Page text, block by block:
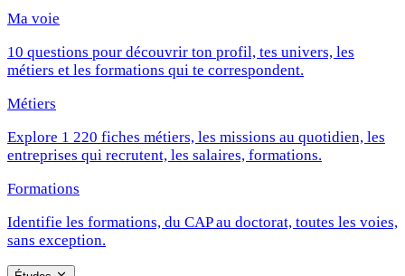
Ma voie
10 questions pour découvrir ton profil, tes univers, les
métiers et les formations qui te correspondent.
Métiers
Explore 1 220 fiches métiers, les missions au quotidien, les
entreprises qui recrutent, les salaires, formations.
Formations
Identifie les formations, du CAP au doctorat, toutes les voies,
sans exception.